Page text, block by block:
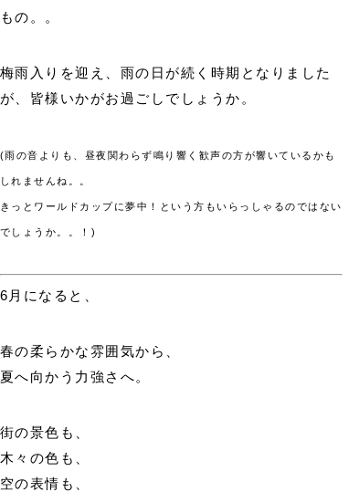
もの。。
梅雨入りを迎え、雨の日が続く時期となりました
が、皆様いかがお過ごしでしょうか。
(雨の音よりも、昼夜関わらず鳴り響く歓声の方が響いているかも
しれませんね。。
きっとワールドカップに夢中！という方もいらっしゃるのではない
でしょうか。。！)
6月になると、
春の柔らかな雰囲気から、
夏へ向かう力強さへ。
街の景色も、
木々の色も、
空の表情も、